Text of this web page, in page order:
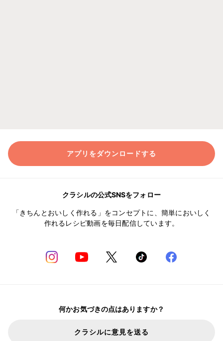
アプリをダウンロードする
クラシルの公式SNSをフォロー
「きちんとおいしく作れる」をコンセプトに、簡単においしく
作れるレシピ動画を毎日配信しています。
何かお気づきの点はありますか？
クラシルに意見を送る